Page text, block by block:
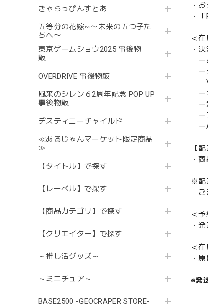
きゃらっぴんすとあ
五等分の花嫁∽〜未来の五つ子た
ちへ〜
東京ゲームショウ2025 事後物
販
OVERDRIVE 事後物販
風来のシレン６2周年記念 POP UP
事後物販
デスティニーチャイルド
≪あるじゃんマーケット限定商品
≫
【タイトル】で探す
【レーベル】で探す
【商品カテゴリ】で探す
【クリエイター】で探す
～推し活グッズ～
～ミニチュア～
BASE2500 -GEOCRAPER STORE-
・
・
＜
・
ー
ー
ー
ー
ー
ー
【
・
※配
ご
＜
・
＜
・
※発